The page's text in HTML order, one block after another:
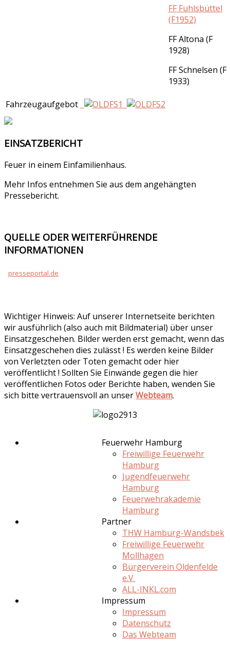
FF Fuhlsbüttel
(F1952)
FF Altona (F
1928)
FF Schnelsen (F
1933)
Fahrzeugaufgebot
EINSATZBERICHT
Feuer in einem Einfamilienhaus.
Mehr Infos entnehmen Sie aus dem angehängten
Pressebericht.
QUELLE ODER WEITERFÜHRENDE
INFORMATIONEN
presseportal.de
Wichtiger Hinweis: Auf unserer Internetseite berichten
wir ausführlich (also auch mit Bildmaterial) über unser
Einsatzgeschehen. Bilder werden erst gemacht, wenn das
Einsatzgeschehen dies zulässt ! Es werden keine Bilder
von Verletzten oder Toten gemacht oder hier
veröffentlicht ! Sollten Sie Einwände gegen die hier
veröffentlichen Fotos oder Berichte haben, wenden Sie
sich bitte vertrauensvoll an unserWebteam.
Feuerwehr Hamburg
Freiwillige Feuerwehr
Hamburg
Jugendfeuerwehr
Hamburg
Feuerwehrakademie
Hamburg
Partner
THW Hamburg-Wandsbek
Freiwillige Feuerwehr
Mollhagen
Bürgerverein Oldenfelde
e.V.
ALL-INKL.com
Impressum
Impressum
Datenschutz
Das Webteam